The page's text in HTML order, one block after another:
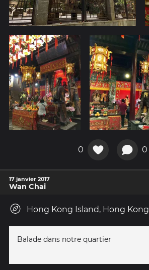
0 0
17 janvier 2017
Wan Chai
Hong Kong Island, Hong Kong
Balade dans notre quartier